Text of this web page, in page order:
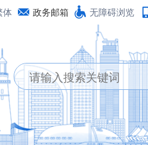
体 政务邮箱 无障碍浏览